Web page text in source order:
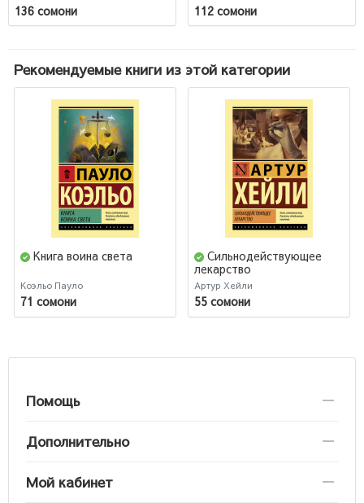
136 сомони 112 сомони
Рекомендуемые книги из этой категории
Книга воина света
Коэльо Пауло
71 сомони
Сильнодействующее
лекарство
Артур Хейли
55 сомони
Помощь
Дополнительно
Мой кабинет